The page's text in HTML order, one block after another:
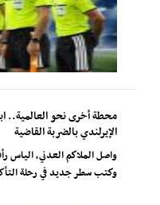
محطة أخرى نحو العالمية..
الإيرلندي بالضربة القاضية
واصل الملاكم العدني، الياس
وكتب سطر جديد في رحلة